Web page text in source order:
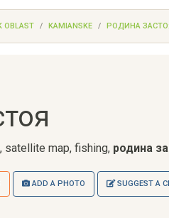
OBLAST KAMIANSKE РОДИНА
satellite map, fishing, родина
ADD A PHOTO SUGGEST A